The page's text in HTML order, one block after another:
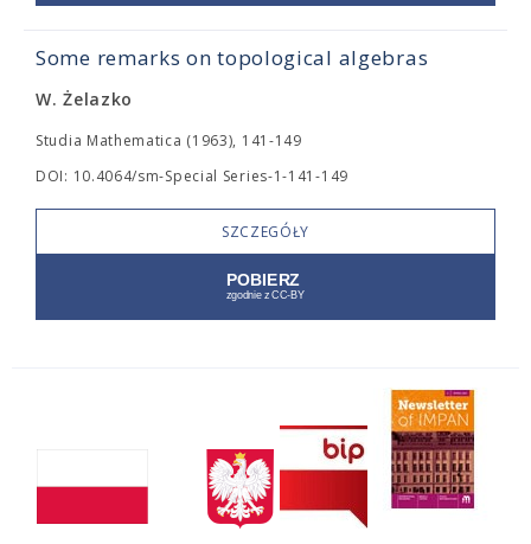
Some remarks on topological algebras
W. Żelazko
Studia Mathematica (1963), 141-149
DOI: 10.4064/sm-Special Series-1-141-149
SZCZEGÓŁY